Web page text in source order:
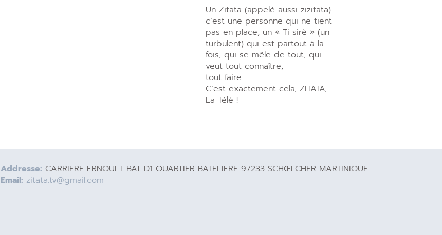
Un Zitata (appelé aussi zizitata)
c’est une personne qui ne tient
pas en place, un « Ti sirè » (un
turbulent) qui est partout à la
fois, qui se mêle de tout, qui
veut tout connaître,
tout faire.
C’est exactement cela, ZITATA,
La Télé !
Addresse: CARRIERE ERNOULT BAT D1 QUARTIER BATELIERE 97233 SCHŒLCHER MARTINIQUE
Email: zitata.tv@gmail.com